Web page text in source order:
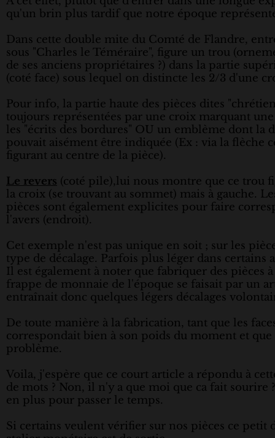
qu'un brin plus tardif que notre époque
Dans cette double mite du Comté de Flandre,
sous "Charles le Téméraire", figure un trou
de ses anciens propriétaires ?) dans la partie
(coté face) sous lequel on distincte les 2/3 d'une
Pour info, la partie haute des pièces dites
toujours représentées par une croix marquant
les "écrits des bordures" OU un emblème dont la
pouvait aisément être indiquée (Ex : via la flèche
figurant au centre de la pièce).
Le revers (coté pile),lui nous montre que ce trou
la croix (se trouvant au sommet) mais à gauche.
pièces sont également explicites pour faire
l'avers (endroit).
Cet exemple n'est pas unique en soit ; sur les
type de décalage. Parfois plus léger dans
Il est également à noter que fabriquer des pièces
frappe de monnaie de l'époque se faisait par un
entraînait donc quelques légers décalages
De toute manière à la fabrication, tant que les
correspondait bien à son poids du moment et
problème.
Voila, j'espère que ce court article a répondu à
de mots ? Non, il n'y a que moi que ca fait
en plus pour passer le temps.
Si certains veulent vérifier sur nos pièces ce